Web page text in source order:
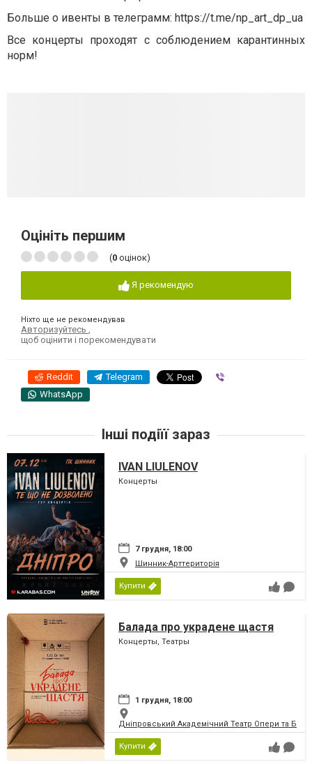
Больше о ивенты в телеграмм: https://t.me/np_art_dp_ua
Все концерты проходят с соблюдением карантинных
норм!
Оцініть першим
(0 оцінок)
Я рекомендую
Ніхто ще не рекомендував
Авторизуйтесь
щоб оцінити і порекомендувати
Reddit Telegram
WhatsApp
Інші подіїї зараз
IVAN LIULENOV
Концерты
7 грудня, 18:00
Шинник-Арттериторія
Купити
Балада про украдене щастя
Концерты, Театры
1 грудня, 18:00
Дніпровський Академічний Театр Опери та
Купити